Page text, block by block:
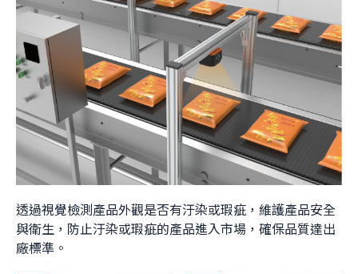
透過視覺檢測產品外觀是否有汙染或瑕疵，維護產品安全
與衛生，防止汙染或瑕疵的產品進入市場，確保品質達出
廠標準。